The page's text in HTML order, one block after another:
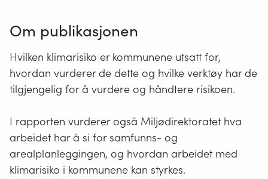
Om publikasjonen
Hvilken klimarisiko er kommunene utsatt for,
hvordan vurderer de dette og hvilke verktøy har de
tilgjengelig for å vurdere og håndtere risikoen.
I rapporten vurderer også Miljødirektoratet hva
arbeidet har å si for samfunns- og
arealplanleggingen, og hvordan arbeidet med
klimarisiko i kommunene kan styrkes.